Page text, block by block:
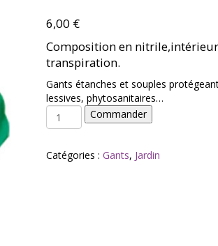
6,00 €
Composition en
transpiration.
Gants étanches et souples
lessives, phytosanitaires…
quantité
de
spécial
Commander
Catégories : Gants, Jardin